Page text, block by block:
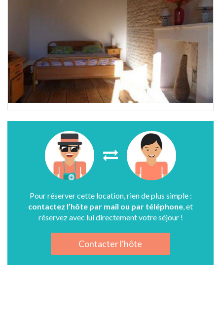
Pour réserver cette location, rien de plus simple :
contactez l’hôte par mail ou par téléphone, et
réservez avec lui directement votre séjour !
Contacter l'hôte